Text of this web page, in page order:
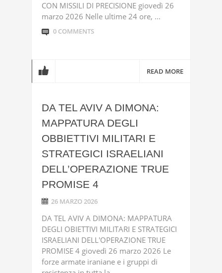
CON MISSILI DI PRECISIONE giovedì 26
marzo 2026 Nelle ultime 24 ore, ...
0 COMMENTS
READ MORE
DA TEL AVIV A DIMONA:
MAPPATURA DEGLI
OBBIETTIVI MILITARI E
STRATEGICI ISRAELIANI
DELL’OPERAZIONE TRUE
PROMISE 4
26 MARZO 2026
DA TEL AVIV A DIMONA: MAPPATURA
DEGLI OBIETTIVI MILITARI E STRATEGICI
ISRAELIANI DELL'OPERAZIONE TRUE
PROMISE 4 giovedì 26 marzo 2026 Le
forze armate iraniane e i gruppi di